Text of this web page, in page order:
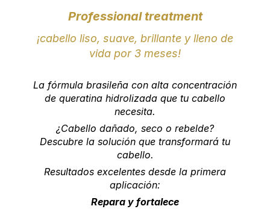
Professional treatment
¡cabello liso, suave, brillante y lleno de
vida por 3 meses!
La fórmula brasileña con alta concentración
de queratina hidrolizada que tu cabello
necesita.
¿Cabello dañado, seco o rebelde?
Descubre la solución que transformará tu
cabello.
Resultados excelentes desde la primera
aplicación:
Repara y fortalece